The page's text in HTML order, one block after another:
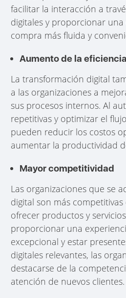
facilitar la interacción a
digitales y proporcionar
compra más fluida y
Aumento de la
La transformación digital
a las organizaciones a
sus procesos internos. Al
repetitivas y optimizar el
pueden reducir los costos
aumentar la productividad
Mayor competitividad
Las organizaciones que se
digital son más
ofrecer productos y
proporcionar una
excepcional y estar
digitales relevantes, las
destacarse de la
atención de nuevos clientes.